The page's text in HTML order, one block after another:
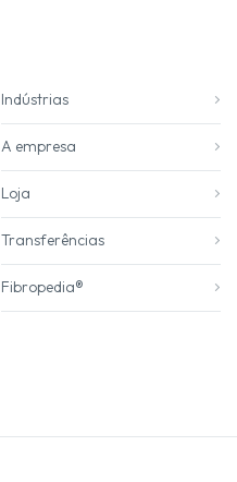
Indústrias
A empresa
Loja
Transferências
Fibropedia®